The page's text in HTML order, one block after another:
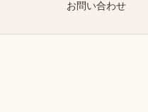
お問い合わせ